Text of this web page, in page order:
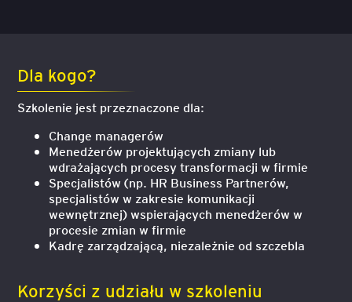
Dla kogo?
Szkolenie jest przeznaczone dla:
Change managerów
Menedżerów projektujących zmiany lub
wdrażających procesy transformacji w firmie
Specjalistów (np. HR Business Partnerów,
specjalistów w zakresie komunikacji
wewnętrznej) wspierających menedżerów w
procesie zmian w firmie
Kadrę zarządzającą, niezależnie od szczebla
Korzyści z udziału w szkoleniu